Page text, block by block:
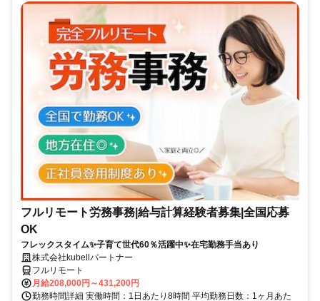
フルリモート労務事務|給与計算経験者募集|全国応募
OK
フレックスタイム✨子育て世代60％活躍中✨在宅勤務手当あり
株式会社kubellパートナー
フルリモート
月給208,000円～431,200円
勤務時間詳細 実働時間：1日あたり8時間 平均勤務日数：1ヶ月あた